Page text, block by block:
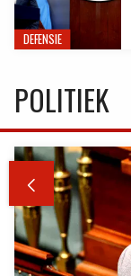
DEFENSIE
POLITIEK
